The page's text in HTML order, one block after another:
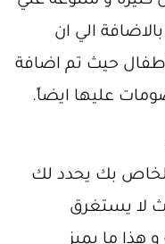
الي ان
حيث تم اضافة
عليها ايضاً.
الخاص بك يحدد لك
لا يستغرق
من 25 دقيقة و هذا ما يميز